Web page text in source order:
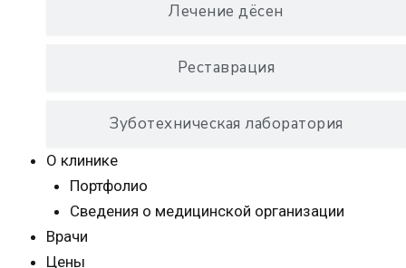
Лечение дёсен
Реставрация
Зуботехническая лаборатория
О клинике
Портфолио
Сведения о медицинской организации
Врачи
Цены